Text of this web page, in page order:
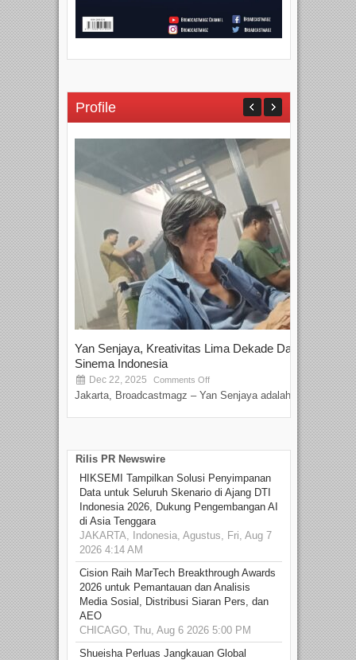
Profile
Yan Senjaya, Kreativitas Lima Dekade Dalam
Sinema Indonesia
Dec 22, 2025 Comments Off
Jakarta, Broadcastmagz – Yan Senjaya adalah...
Rilis PR Newswire
HIKSEMI Tampilkan Solusi Penyimpanan
Data untuk Seluruh Skenario di Ajang DTI
Indonesia 2026, Dukung Pengembangan AI
di Asia Tenggara
JAKARTA, Indonesia, Agustus, Fri, Aug 7
2026 4:14 AM
Cision Raih MarTech Breakthrough Awards
2026 untuk Pemantauan dan Analisis
Media Sosial, Distribusi Siaran Pers, dan
AEO
CHICAGO, Thu, Aug 6 2026 5:00 PM
Shueisha Perluas Jangkauan Global